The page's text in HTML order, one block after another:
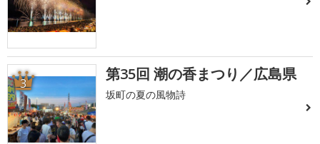
3 第35回 潮の香まつり／広島県
坂町の夏の風物詩